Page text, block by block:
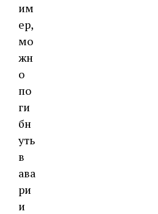
им
ер,
мо
жн
о
по
ги
бн
уть
в
ава
ри
и